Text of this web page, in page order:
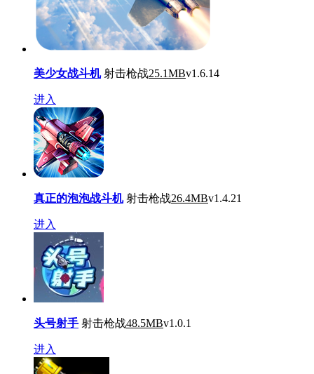
美少女战斗机 射击枪战25.1MBv1.6.14
进入
真正的泡泡战斗机 射击枪战26.4MBv1.4.21
进入
头号射手 射击枪战48.5MBv1.0.1
进入